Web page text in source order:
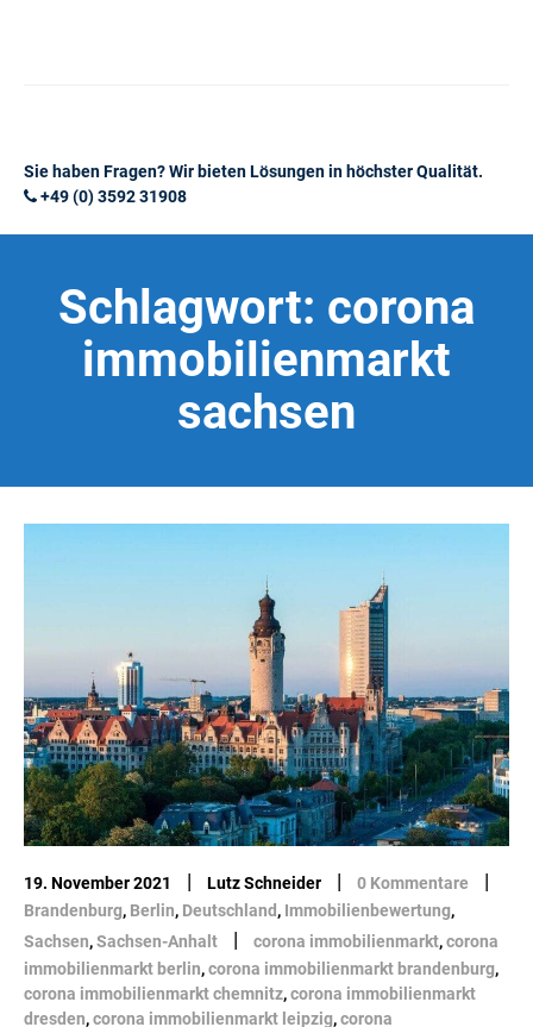
Sie haben Fragen? Wir bieten Lösungen in höchster Qualität.
+49 (0) 3592 31908
Schlagwort: corona
immobilienmarkt
sachsen
19. November 2021 | Lutz Schneider | 0 Kommentare |
Brandenburg, Berlin, Deutschland , Immobilienbewertung,
Sachsen,Sachsen-Anhalt | corona immobilienmarkt,corona
immobilienmarkt berlin,corona immobilienmarkt brandenburg,
corona immobilienmarkt chemnitz,corona immobilienmarkt
dresden,corona immobilienmarkt leipzig,corona